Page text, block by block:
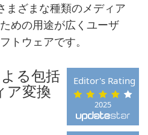
まざまな種類のメディア
めの用途が広くユーザ
トウェアです。
2025
Editor's Rating
る包括
ア変換